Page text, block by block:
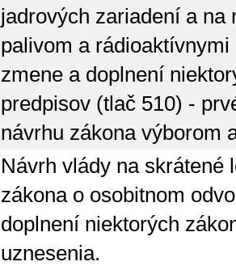
jadrových zariadení a na
palivom a
zmene a doplnení
predpisov (tlač 510) -
návrhu zákona výborom
Návrh vlády na skrátené
zákona o osobitnom
doplnení niektorých
uznesenia.